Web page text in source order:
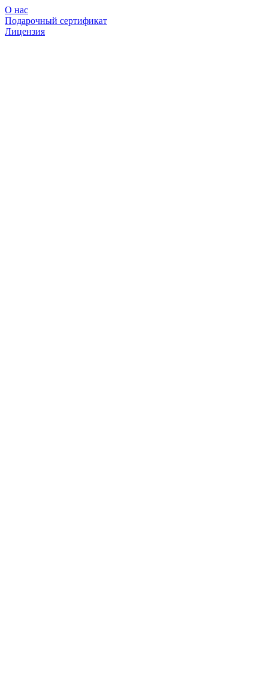
О нас
Подарочный сертификат
Лицензия